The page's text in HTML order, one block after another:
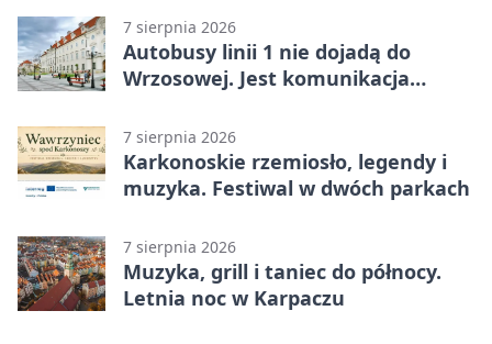
7 sierpnia 2026
Autobusy linii 1 nie dojadą do
Wrzosowej. Jest komunikacja
7 sierpnia 2026
Karkonoskie rzemiosło, legendy i
muzyka. Festiwal w dwóch parkach
7 sierpnia 2026
Muzyka, grill i taniec do północy.
Letnia noc w Karpaczu